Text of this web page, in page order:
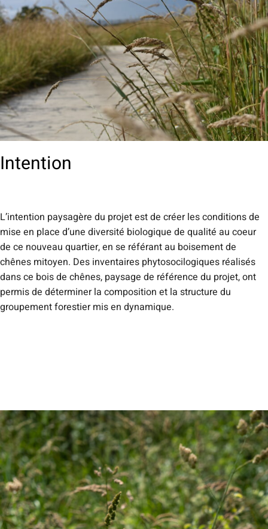
Intention
L’intention paysagère du projet est de créer les conditions de
mise en place d’une diversité biologique de qualité au coeur
de ce nouveau quartier, en se référant au boisement de
chênes mitoyen. Des inventaires phytosocilogiques réalisés
dans ce bois de chênes, paysage de référence du projet, ont
permis de déterminer la composition et la structure du
groupement forestier mis en dynamique.